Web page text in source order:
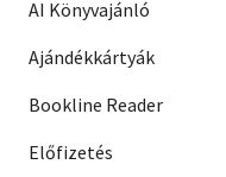
AI Könyvajánló
Ajándékkártyák
Bookline Reader
Előfizetés